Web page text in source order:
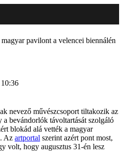
pavilont a velencei biennálén
nevező művészcsoport tiltakozik az
bevándorlók távoltartását szolgáló
blokád alá vették a magyar
Az artportal szerint azért pont most,
volt, hogy augusztus 31-én lesz